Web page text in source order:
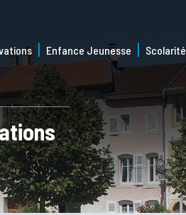
Enfance Jeunesse Scolarité